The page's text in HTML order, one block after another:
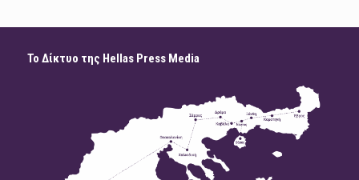
Το Δίκτυο της Hellas Press Media